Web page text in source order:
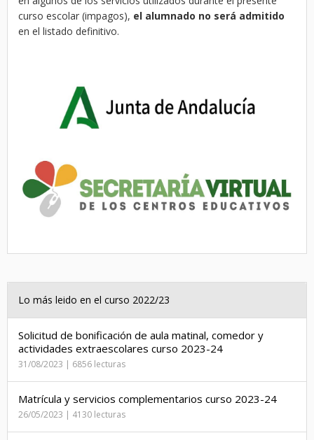
curso escolar (impagos), el alumnado no será admitido
en el listado definitivo.
Lo más leido en el curso 2022/23
Solicitud de bonificación de aula matinal, comedor y
actividades extraescolares curso 2023-24
31/08/2023 | 6856 lecturas
Matrícula y servicios complementarios curso 2023-24
26/05/2023 | 4130 lecturas